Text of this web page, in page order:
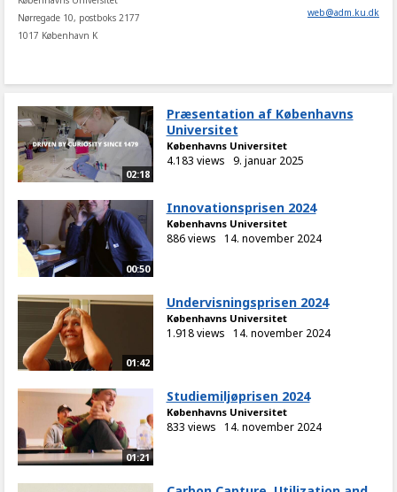
Nørregade 10, postboks 2177
1017 København K
web@adm.ku.dk
02:18
Præsentation af Københavns
Universitet
Københavns Universitet
4.183 views 9. januar 2025
00:50
Innovationsprisen 2024
Københavns Universitet
886 views 14. november 2024
01:42
Undervisningsprisen 2024
Københavns Universitet
1.918 views 14. november 2024
01:21
Studiemiljøprisen 2024
Københavns Universitet
833 views 14. november 2024